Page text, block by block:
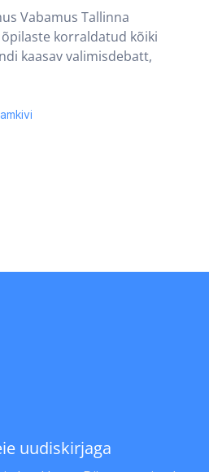
Vabamus Tallinna
korraldatud kõiki
kaasav valimisdebatt,
uudiskirjaga